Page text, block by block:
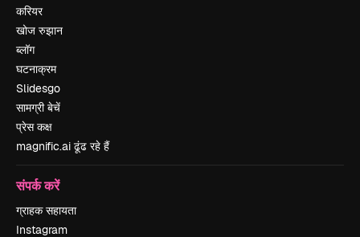
करियर
खोज रुझान
ब्लॉग
घटनाक्रम
Slidesgo
सामग्री बेचें
प्रेस कक्ष
magnific.ai ढूंढ रहे हैं
संपर्क करें
ग्राहक सहायता
Instagram